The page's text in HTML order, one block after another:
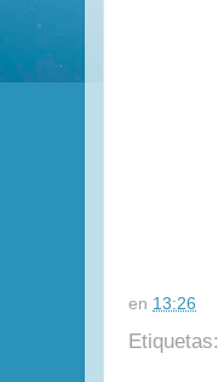
en 13:26
Etiquetas: